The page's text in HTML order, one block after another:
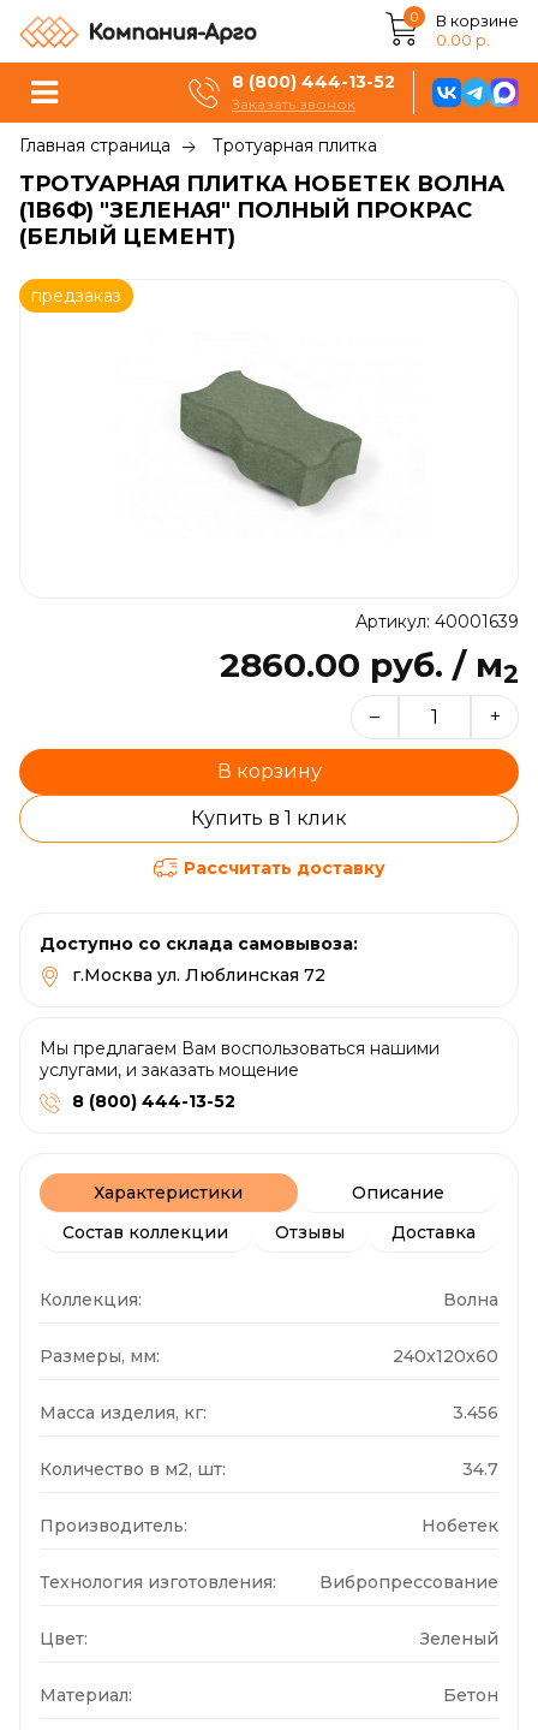
0
В корзине
0.00 р.
8 (800) 444-13-52
Заказать звонок
Главная страница Тротуарная плитка
ТРОТУАРНАЯ ПЛИТКА НОБЕТЕК ВОЛНА
(1В6Ф) "ЗЕЛЕНАЯ" ПОЛНЫЙ ПРОКРАС
(БЕЛЫЙ ЦЕМЕНТ)
предзаказ
Артикул: 40001639
2860.00 руб. / м2
– +
В корзину
Купить в 1 клик
Рассчитать доставку
Доступно со склада самовывоза:
г.Москва ул. Люблинская 72
Мы предлагаем Вам воспользоваться нашими
услугами, и заказать мощение
8 (800) 444-13-52
Характеристики
Описание
Состав коллекции
Отзывы Доставка
Коллекция: Волна
Размеры, мм: 240x120x60
Масса изделия, кг: 3.456
Количество в м2, шт: 34.7
Производитель: Нобетек
Технология изготовления: Вибропрессование
Цвет: Зеленый
Материал: Бетон